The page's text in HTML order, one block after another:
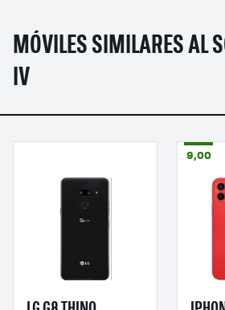
MÓVILES SIMILARES AL
IV
9,00